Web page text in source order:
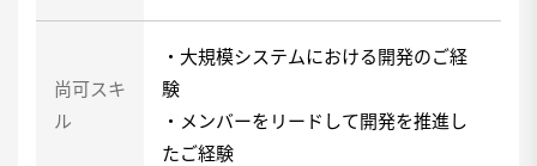
尚可スキ
ル
・大規模システムにおける開発のご経
験
・メンバーをリードして開発を推進し
たご経験